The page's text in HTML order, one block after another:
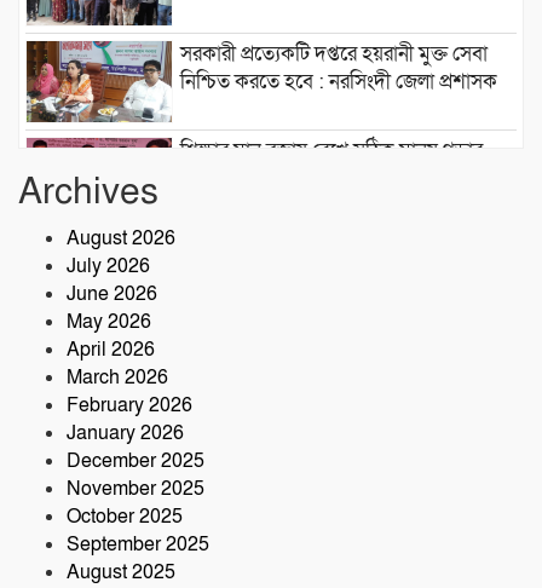
সরকারী প্রত্যেকটি দপ্তরে হয়রানী মুক্ত সেবা
নিশ্চিত করতে হবে : নরসিংদী জেলা প্রশাসক
শিক্ষার মান বজায় রেখে সঠিক মানুষ গড়ার
নরসিংদীতে অনুমোদনহীন মোটরসাইকেল
সংযোজন কারখানা : সরকারের রাজস্ব ক্ষতির
আশঙ্কা
কৃষক ও গ্রামীণ অর্থনীতি বদলে দিতে পলাশে
Archives
August 2026
July 2026
June 2026
May 2026
April 2026
March 2026
February 2026
January 2026
December 2025
November 2025
October 2025
September 2025
August 2025